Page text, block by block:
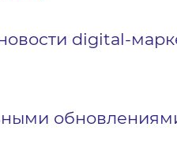
digital-